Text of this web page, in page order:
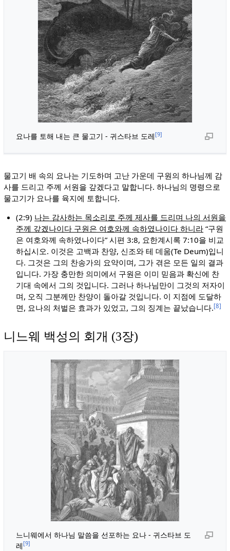
요나를 토해 내는 큰 물고기 - 귀스타브 도레[9]
물고기 배 속의 요나는 기도하며 고난 가운데 구원의 하나님께 감
사를 드리고 주께 서원을 갚겠다고 말합니다. 하나님의 명령으로
물고기가 요나를 육지에 토합니다.
(2:9) 나는 감사하는 목소리로 주께 제사를 드리며 나의 서원을
주께 갚겠나이다 구원은 여호와께 속하였나이다 하니라 “구원
은 여호와께 속하였나이다” 시편 3:8, 요한계시록 7:10을 비교
하십시오. 이것은 고백과 찬양, 신조와 테 데움(Te Deum)입니
다. 그것은 그의 찬송가의 요약이며, 그가 겪은 모든 일의 결과
입니다. 가장 충만한 의미에서 구원은 이미 믿음과 확신에 찬
기대 속에서 그의 것입니다. 그러나 하나님만이 그것의 저자이
며, 오직 그분께만 찬양이 돌아갈 것입니다. 이 지점에 도달하
면, 요나의 처벌은 효과가 있었고, 그의 징계는 끝났습니다.[8]
니느웨 백성의 회개 (3장)
느니웨에서 하나님 말씀을 선포하는 요나 - 귀스타브 도
레[9]